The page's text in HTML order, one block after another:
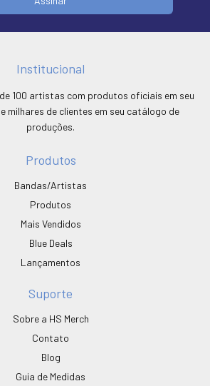
Institucional
100 artistas com produtos oficiais em seu
milhares de clientes em seu catálogo de
produções.
Produtos
Bandas/Artistas
Produtos
Mais Vendidos
Blue Deals
Lançamentos
Suporte
Sobre a HS Merch
Contato
Blog
Guia de Medidas